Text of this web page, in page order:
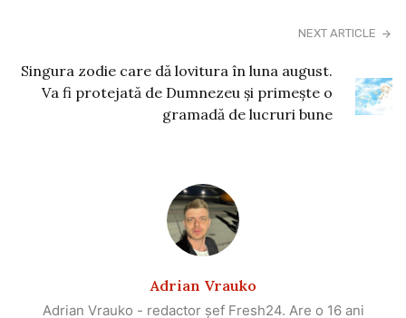
NEXT ARTICLE
Singura zodie care dă lovitura în luna august.
Va fi protejată de Dumnezeu și primește o
gramadă de lucruri bune
Adrian Vrauko
Adrian Vrauko - redactor șef Fresh24. Are o 16 ani